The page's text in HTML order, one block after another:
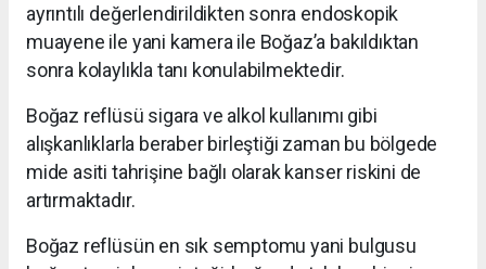
ayrıntılı değerlendirildikten sonra endoskopik
muayene ile yani kamera ile Boğaz’a bakıldıktan
sonra kolaylıkla tanı konulabilmektedir.
Boğaz reflüsü sigara ve alkol kullanımı gibi
alışkanlıklarla beraber birleştiği zaman bu bölgede
mide asiti tahrişine bağlı olarak kanser riskini de
artırmaktadır.
Boğaz reflüsün en sık semptomu yani bulgusu